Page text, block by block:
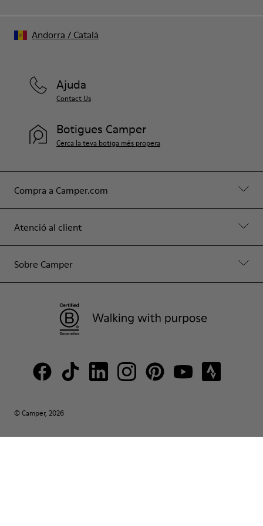
Compra a Camper.com
Atenció al client
Sobre Camper
Ajuda
Contact Us
Botigues Camper
Cerca la teva botiga més propera
© Camper, 2026
Andorra / Català